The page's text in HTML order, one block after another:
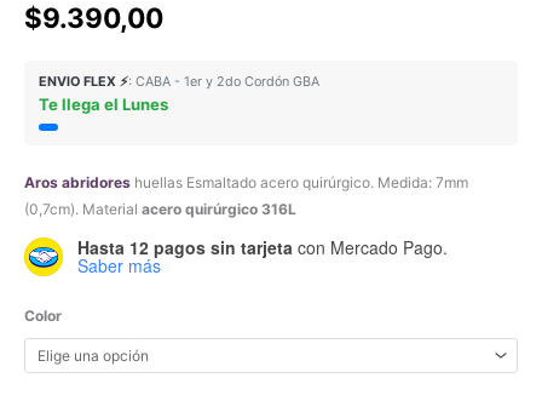
$9.390,00
ENVIO FLEX ⚡: CABA - 1er y 2do Cordón GBA
Te llega el Lunes
Aros abridores huellas Esmaltado acero quirúrgico. Medida: 7mm
(0,7cm). Material acero quirúrgico 316L
Hasta 12 pagos sin tarjeta con Mercado Pago.
Saber más
Color